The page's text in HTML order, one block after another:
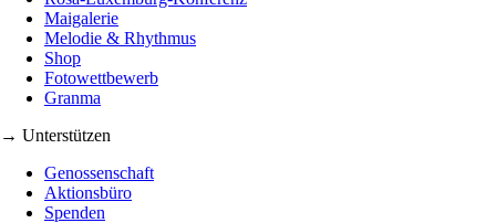
Maigalerie
Melodie & Rhythmus
Shop
Fotowettbewerb
Granma
→ Unterstützen
Genossenschaft
Aktionsbüro
Spenden